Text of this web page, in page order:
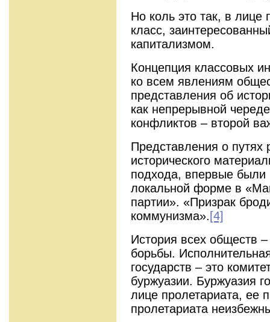
Но коль это так, в лице
класс,
капитализмом.
Концепция классовых
ко всем явлениям
представления об
как непрерывной
конфликтов – второй
Представления о путях
исторического
подхода, впервые были
локальной форме в
партии». «Призрак
коммунизма». [4]
История всех обществ
борьбы.
государств – это
буржуазии. Буржуазия
лице пролетариата, ее
пролетариата